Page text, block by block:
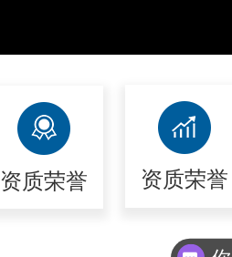
资质荣誉
资质荣誉